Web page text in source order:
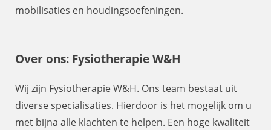
mobilisaties en houdingsoefeningen.
Over ons: Fysiotherapie W&H
Wij zijn Fysiotherapie W&H. Ons team bestaat uit
diverse specialisaties. Hierdoor is het mogelijk om u
met bijna alle klachten te helpen. Een hoge kwaliteit